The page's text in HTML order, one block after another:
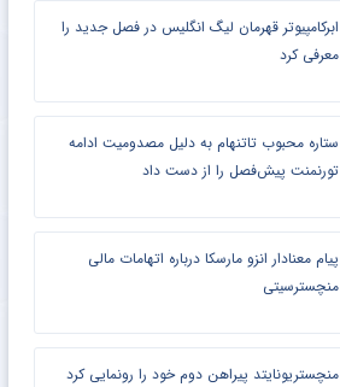
ابرکامپیوتر قهرمان لیگ انگلیس در فصل جدید را
معرفی کرد
ستاره محبوب تاتنهام به دلیل مصدومیت ادامه
تورنمنت پیش‌فصل را از دست داد
پیام معنادار انزو مارسکا درباره اتهامات مالی
منچسترسیتی
منچستریونایتد پیراهن دوم خود را رونمایی کرد